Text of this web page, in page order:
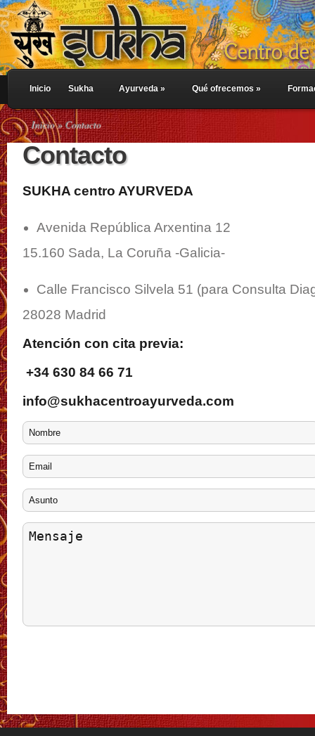
Inicio Sukha Ayurveda » Qué ofrecemos »
Inicio» Contacto
Contacto
SUKHA centro AYURVEDA
Avenida República Arxentina 12
15.160 Sada, La Coruña -Galicia-
Calle Francisco Silvela 51 (para Consulta
28028 Madrid
Atención con cita previa:
+34 630 84 66 71
info@sukhacentroayurveda.com